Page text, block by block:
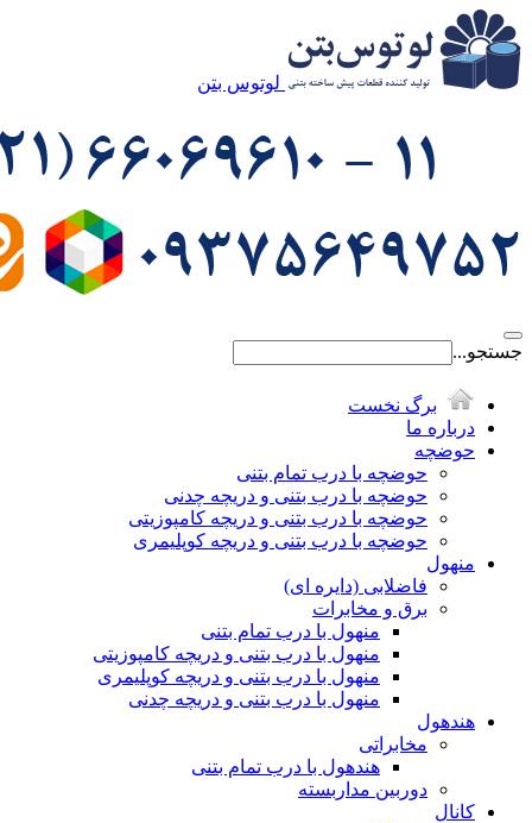
لوتوس بتن
جستجو...
برگ نخست
درباره ما
حوضچه
حوضچه با درب تمام بتنی
حوضچه با درب بتنی و دریچه چدنی
حوضچه با درب بتنی و دریچه کامپوزیتی
حوضچه با درب بتنی و دریچه کوپلیمری
منهول
فاضلابی (دایره ای)
برق و مخابرات
منهول با درب تمام بتنی
منهول با درب بتنی و دریچه کامپوزیتی
منهول با درب بتنی و دریچه کوپلیمری
منهول با درب بتنی و دریچه چدنی
هندهول
مخابراتی
هندهول با درب تمام بتنی
دوربین مداربسته
کانال